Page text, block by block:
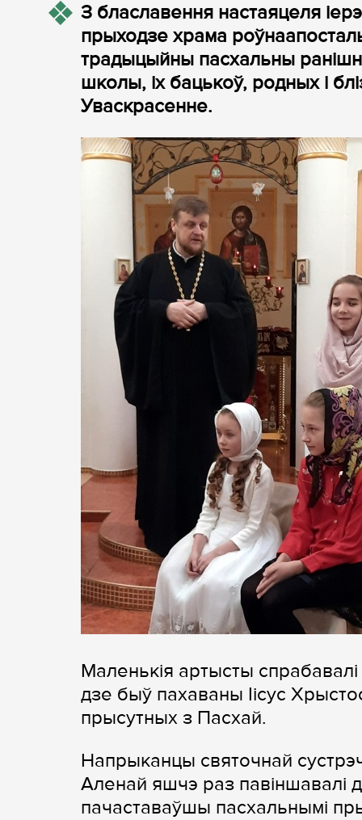
З блаславення настаяцеля
прыходзе храма
традыцыйны пасхальны
школы, іх бацькоў, родных і
Уваскрасенне.
Маленькія артысты
дзе быў пахаваны Іісус
прысутных з Пасхай.
Напрыканцы святочнай
Аленай яшчэ раз павіншавалі
пачаставаўшы пасхальнымі